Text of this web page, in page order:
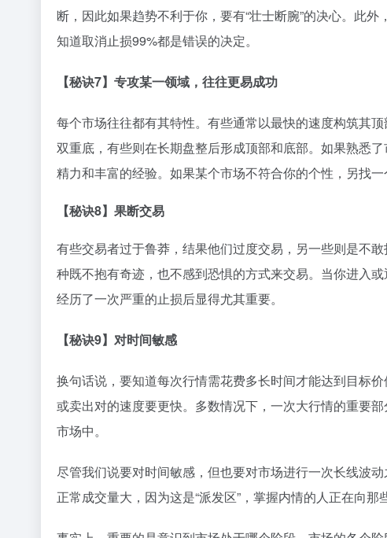
断，因此如果趋势不利于你，要有“壮士断腕”的决心。此
知道取消止损99%都是错误的决定。
【秘诀7】专攻某一领域，往往更易成功
每个市场往往都有其特性。有些通常以最快的速度构筑其
双重底，有些则在长期盘整后形成顶部和底部。如果熟悉
精力和丰富的经验。如果某个市场不符合你的个性，另找一
【秘诀8】果断交易
有些交易者过于鲁莽，结果他们过度交易，另一些则是不
种既不抱有奇迹，也不感到恐惧的方式来交易。当你进入
经历了一次严重的止损后显得尤其重要。
【秘诀9】对时间敏感
换句话说，要知道每次行情需花费多长时间才能达到目标
或卖出对的速度要更快。多数情况下，一次大行情的重要
市场中。
尽管我们说要对时间敏感，但也要对市场进行一次长线波
正常成交量大，因为这是“派发区”，掌握内情的人正在向